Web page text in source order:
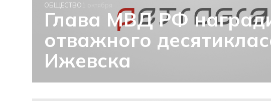
ОБЩЕСТВО
Глава МВД РФ
отважного
Ижевска